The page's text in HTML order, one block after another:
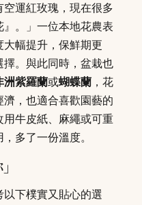
空運紅玫瑰，現在很多
。」一位本地花農表
幅提升，保鮮期更
。與此同時，盆栽也
洲紫羅蘭或蝴蝶蘭 ，花
，也適合喜歡園藝的
牛皮紙、麻繩或可重
多了一份溫度。
下樸實又貼心的選